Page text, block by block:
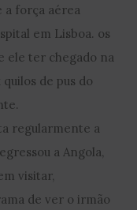
a força aérea
em Lisboa. os
ele ter chegado na
de pus do
regularmente a
a Angola,
visitar,
de ver o irmão